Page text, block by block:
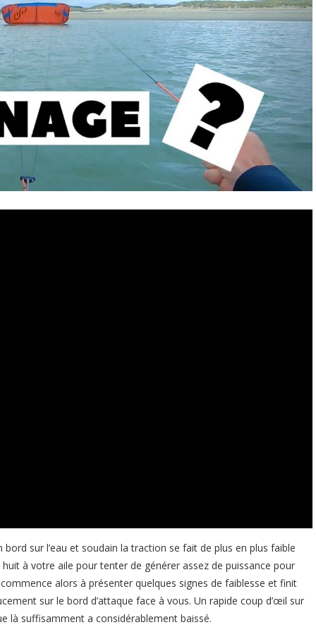
sur l’eau et soudain la traction se fait de plus en plus faible
à votre aile pour tenter de générer assez de puissance pour
alors à présenter quelques signes de faiblesse et finit
sur le bord d’attaque face à vous. Un rapide coup d’œil sur
là suffisamment a considérablement baissé.